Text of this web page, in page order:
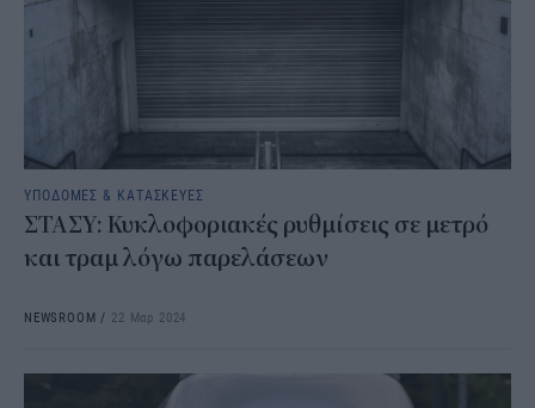
ΥΠΟΔΟΜΕΣ & ΚΑΤΑΣΚΕΥΕΣ
ΣΤΑΣΥ: Κυκλοφοριακές ρυθμίσεις σε μετρό
και τραμ λόγω παρελάσεων
NEWSROOM / 22 Μαρ 2024